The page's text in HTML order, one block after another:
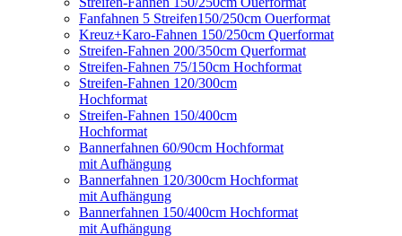
Fanfahnen 5 Streifen150/250cm Ouerformat
Kreuz+Karo-Fahnen 150/250cm Querformat
Streifen-Fahnen 200/350cm Querformat
Streifen-Fahnen 75/150cm Hochformat
Streifen-Fahnen 120/300cm
Hochformat
Streifen-Fahnen 150/400cm
Hochformat
Bannerfahnen 60/90cm Hochformat
mit Aufhängung
Bannerfahnen 120/300cm Hochformat
mit Aufhängung
Bannerfahnen 150/400cm Hochformat
mit Aufhängung